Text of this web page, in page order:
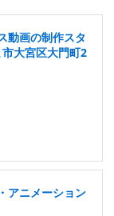
動画の制作スタ
大宮区大門町2
アニメーション